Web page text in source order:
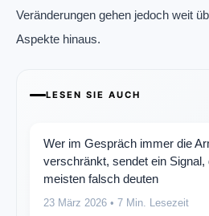
Veränderungen gehen jedoch weit
Aspekte hinaus.
LESEN SIE AUCH
Wer im Gespräch immer die
verschränkt, sendet ein Signal,
meisten falsch deuten
23 März 2026 • 7 Min. Lesezeit